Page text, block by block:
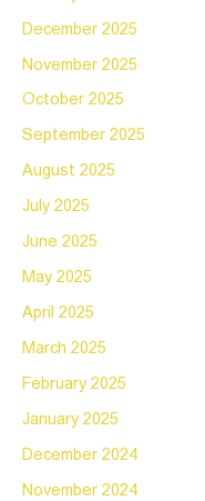
December 2025
November 2025
October 2025
September 2025
August 2025
July 2025
June 2025
May 2025
April 2025
March 2025
February 2025
January 2025
December 2024
November 2024